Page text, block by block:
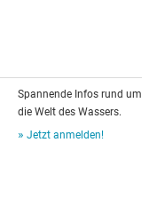
Spannende Infos rund um
die Welt des Wassers.
Jetzt anmelden!